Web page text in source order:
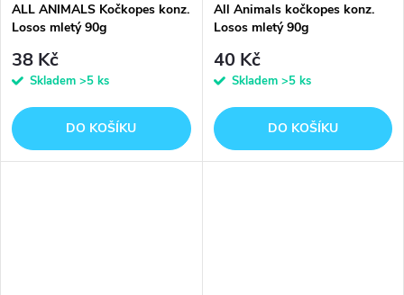
ALL ANIMALS Kočkopes konz.
Losos mletý 90g
38 Kč
Skladem >5 ks
DO KOŠÍKU
All Animals kočkopes konz.
Losos mletý 90g
40 Kč
Skladem >5 ks
DO KOŠÍKU